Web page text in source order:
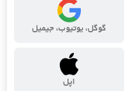
گوگل، یوتیوب، جیمیل
اپل